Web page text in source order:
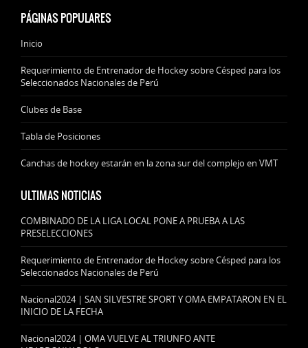
PÁGINAS POPULARES
Inicio
Requerimiento de Entrenador de Hockey sobre Césped para los
Seleccionados Nacionales de Perú
Clubes de Base
Tabla de Posiciones
Canchas de hockey estarán en la zona sur del complejo en VMT
ULTIMAS NOTICIAS
COMBINADO DE LA LIGA LOCAL PONE A PRUEBA A LAS
PRESELECCIONES
Requerimiento de Entrenador de Hockey sobre Césped para los
Seleccionados Nacionales de Perú
Nacional2024 | SAN SILVESTRE SPORT Y OMA EMPATARON EN EL
INICIO DE LA FECHA
Nacional2024 | OMA VUELVE AL TRIUNFO ANTE